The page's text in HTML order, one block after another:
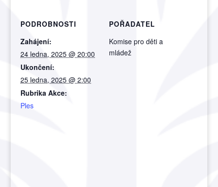
PODROBNOSTI
Zahájení:
24 ledna, 2025 @ 20:00
Ukončení:
25 ledna, 2025 @ 2:00
Rubrika Akce:
Ples
POŘADATEL
Komise pro děti a
mládež